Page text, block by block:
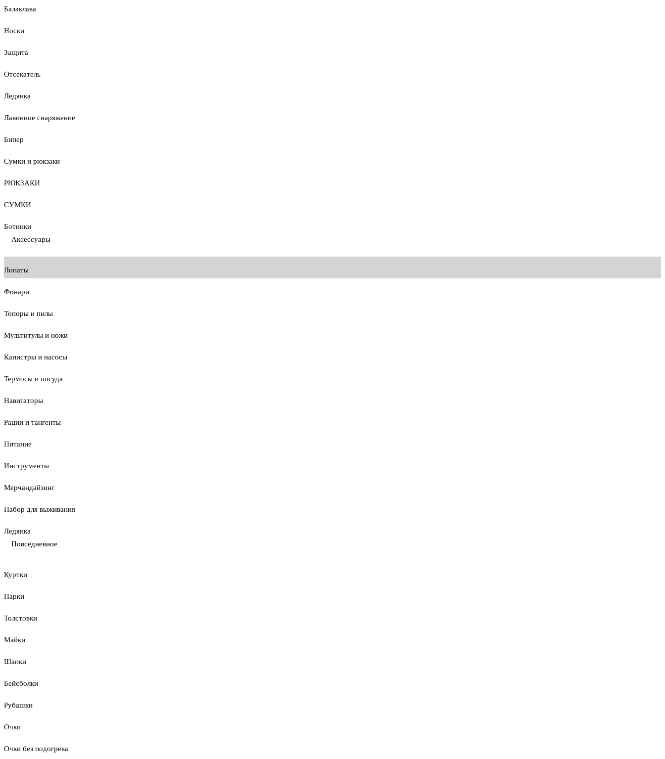
Балаклава
Носки
Защита
Отсекатель
Ледянка
Лавинное снаряжение
Бипер
Сумки и рюкзаки
РЮКЗАКИ
СУМКИ
Ботинки
Аксессуары
Лопаты
Фонари
Топоры и пилы
Мультитулы и ножи
Канистры и насосы
Термосы и посуда
Навигаторы
Рации и тангенты
Питание
Инструменты
Мерчандайзинг
Набор для выживания
Ледянка
Повседневное
Куртки
Парки
Толстовки
Майки
Шапки
Бейсболки
Рубашки
Очки
Очки без подогрева